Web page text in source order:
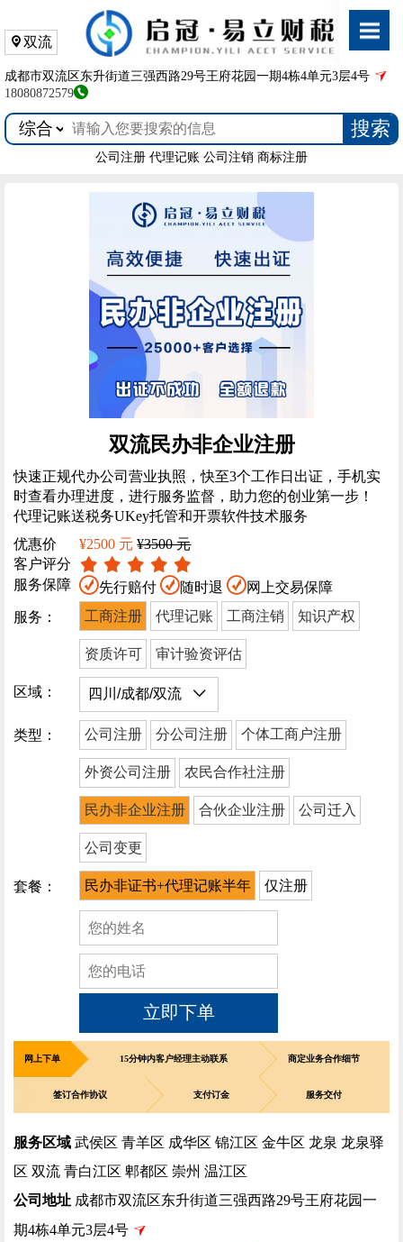
双流
成都市双流区东升街道三强西路29号王府花园一期4栋4单元3层4号
18080872579
搜索
公司注册 代理记账 公司注销 商标注册
双流民办非企业注册
快速正规代办公司营业执照，快至3个工作日出证，手机实
时查看办理进度，进行服务监督，助力您的创业第一步！
代理记账送税务UKey托管和开票软件技术服务
优惠价
¥2500 元 ¥3500 元
客户评分
服务保障
先行赔付 随时退
网上交易保障
服务：
工商注册 代理记账 工商注销 知识产权
资质许可 审计验资评估
区域：
类型： 公司注册 分公司注册 个体工商户注册
外资公司注册 农民合作社注册
民办非企业注册 合伙企业注册 公司迁入
公司变更
套餐： 民办非证书+代理记账半年 仅注册
立即下单
网上下单 15分钟内客户经理主动联系 商定业务合作细节
签订合作协议 支付订金 服务交付
服务区域 武侯区 青羊区 成华区 锦江区 金牛区 龙泉 龙泉驿
区 双流 青白江区 郫都区 崇州 温江区
公司地址 成都市双流区东升街道三强西路29号王府花园一
期4栋4单元3层4号